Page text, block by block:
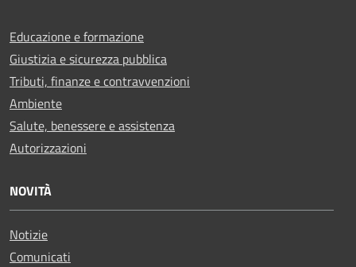
Educazione e formazione
Giustizia e sicurezza pubblica
Tributi, finanze e contravvenzioni
Ambiente
Salute, benessere e assistenza
Autorizzazioni
NOVITÀ
Notizie
Comunicati